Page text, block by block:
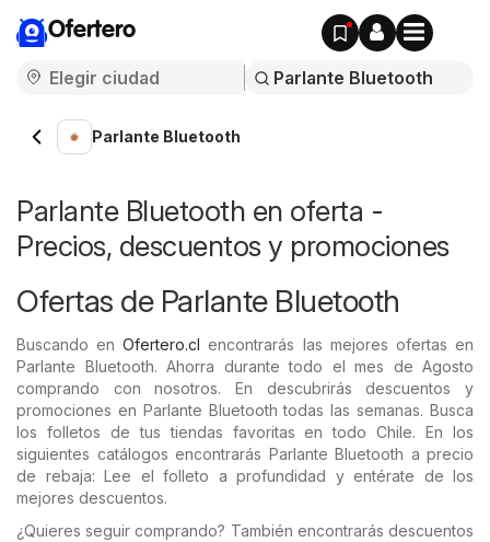
Ofertero
Parlante Bluetooth
Parlante Bluetooth en oferta -
Precios, descuentos y promociones
Ofertas de Parlante Bluetooth
Buscando enOfertero.cl encontrarás las mejores ofertas en
Parlante Bluetooth. Ahorra durante todo el mes de Agosto
comprando con nosotros. En descubrirás descuentos y
promociones en Parlante Bluetooth todas las semanas. Busca
los folletos de tus tiendas favoritas en todo Chile. En los
siguientes catálogos encontrarás Parlante Bluetooth a precio
de rebaja: Lee el folleto a profundidad y entérate de los
mejores descuentos.
¿Quieres seguir comprando? También encontrarás descuentos